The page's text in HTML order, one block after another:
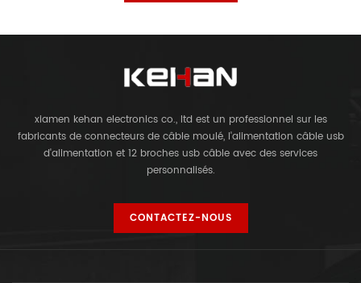
xiamen kehan electronics co., ltd est un professionnel sur les
fabricants de connecteurs de câble moulé, l'alimentation câble usb
d'alimentation et 12 broches usb câble avec des services
personnalisés.
CONTACTEZ-NOUS